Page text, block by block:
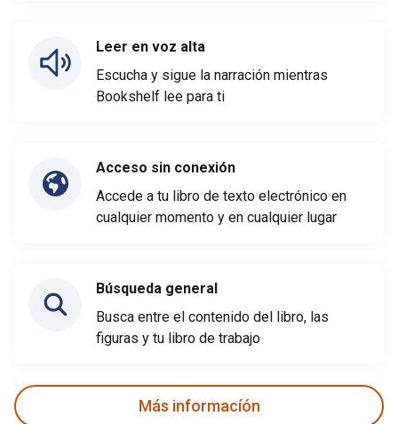
Leer en voz alta
Escucha y sigue la narración mientras
Bookshelf lee para ti
Acceso sin conexión
Accede a tu libro de texto electrónico en
cualquier momento y en cualquier lugar
Búsqueda general
Busca entre el contenido del libro, las
figuras y tu libro de trabajo
Más informacíón